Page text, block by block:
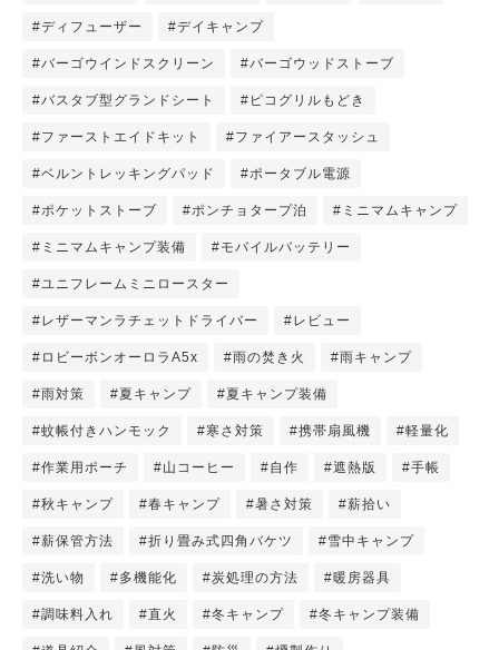
#ディフューザー #デイキャンプ
#バーゴウインドスクリーン #バーゴウッドストーブ
#バスタブ型グランドシート #ピコグリルもどき
#ファーストエイドキット #ファイアースタッシュ
#ベルントレッキングパッド #ポータブル電源
#ポケットストーブ #ポンチョタープ泊 #ミニマムキャンプ
#ミニマムキャンプ装備 #モバイルバッテリー
#ユニフレームミニロースター
#レザーマンラチェットドライバー #レビュー
#ロビーボンオーロラA5x #雨の焚き火 #雨キャンプ
#雨対策 #夏キャンプ #夏キャンプ装備
#蚊帳付きハンモック #寒さ対策 #携帯扇風機 #軽量化
#作業用ポーチ #山コーヒー #自作 #遮熱版 #手帳
#秋キャンプ #春キャンプ #暑さ対策 #薪拾い
#薪保管方法 #折り畳み式四角バケツ #雪中キャンプ
#洗い物 #多機能化 #炭処理の方法 #暖房器具
#調味料入れ #直火 #冬キャンプ #冬キャンプ装備